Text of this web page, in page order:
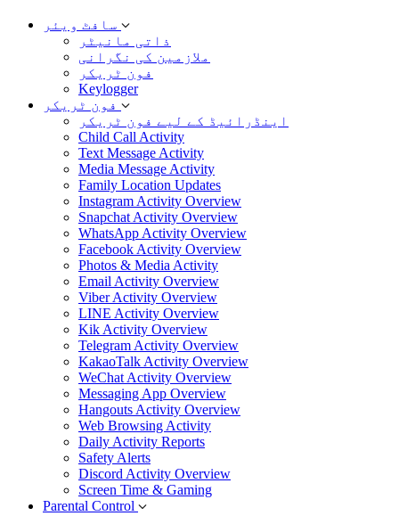
ذاتی مانیٹر
ملازمین کی نگرانی
فون ٹریکر
Keylogger
اینڈرائیڈ کے لیے فون ٹریکر
Child Call Activity
Text Message Activity
Media Message Activity
Family Location Updates
Instagram Activity Overview
Snapchat Activity Overview
WhatsApp Activity Overview
Facebook Activity Overview
Photos & Media Activity
Email Activity Overview
Viber Activity Overview
LINE Activity Overview
Kik Activity Overview
Telegram Activity Overview
KakaoTalk Activity Overview
WeChat Activity Overview
Messaging App Overview
Hangouts Activity Overview
Web Browsing Activity
Daily Activity Reports
Safety Alerts
Discord Activity Overview
Screen Time & Gaming
Parental Control